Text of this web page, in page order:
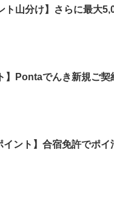
ト山分け】さらに最大
】Pontaでんき新規ご契
イント】合宿免許でポ